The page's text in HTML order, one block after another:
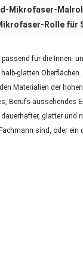
Mikrofaser-
Rolle für
für die Innen-
glatten Oberflächen.
Materialien der
Berufs-aussehendes
glatter und
sind, oder ein